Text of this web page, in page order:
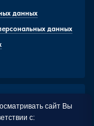
данных
данных
сайт Вы
с: